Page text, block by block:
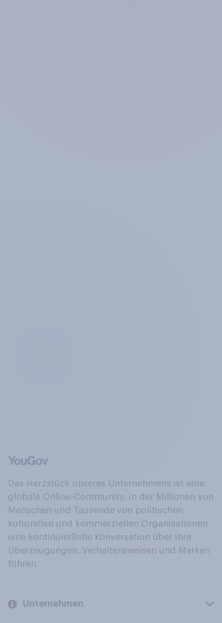
Das Herzstück unseres Unternehmens ist eine
globale Online-Community, in der Millionen von
Menschen und Tausende von politischen,
kulturellen und kommerziellen Organisationen
eine kontinuierliche Konversation über ihre
Überzeugungen, Verhaltensweisen und Marken
führen.
Unternehmen